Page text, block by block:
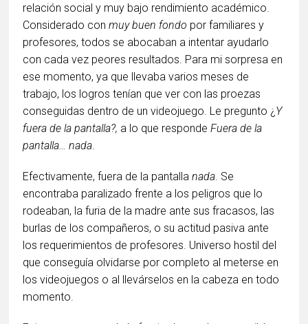
relación social y muy bajo rendimiento académico.
Considerado conmuy buen fondo por familiares y
profesores, todos se abocaban a intentar ayudarlo
con cada vez peores resultados. Para mi sorpresa en
ese momento, ya que llevaba varios meses de
trabajo, los logros tenían que ver con las proezas
conseguidas dentro de un videojuego. Le pregunto ¿ Y
fuera de la pantalla?, a lo que respondeFuera de la
pantalla… nada
Efectivamente, fuera de la pantallanada . Se
encontraba paralizado frente a los peligros que lo
rodeaban, la furia de la madre ante sus fracasos, las
burlas de los compañeros, o su actitud pasiva ante
los requerimientos de profesores. Universo hostil del
que conseguía olvidarse por completo al meterse en
los videojuegos o al llevárselos en la cabeza en todo
momento.